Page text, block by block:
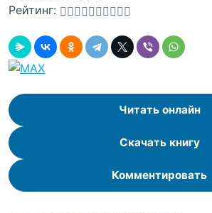
Рейтинг:
Читать онлайн
Скачать книгу
Комментировать